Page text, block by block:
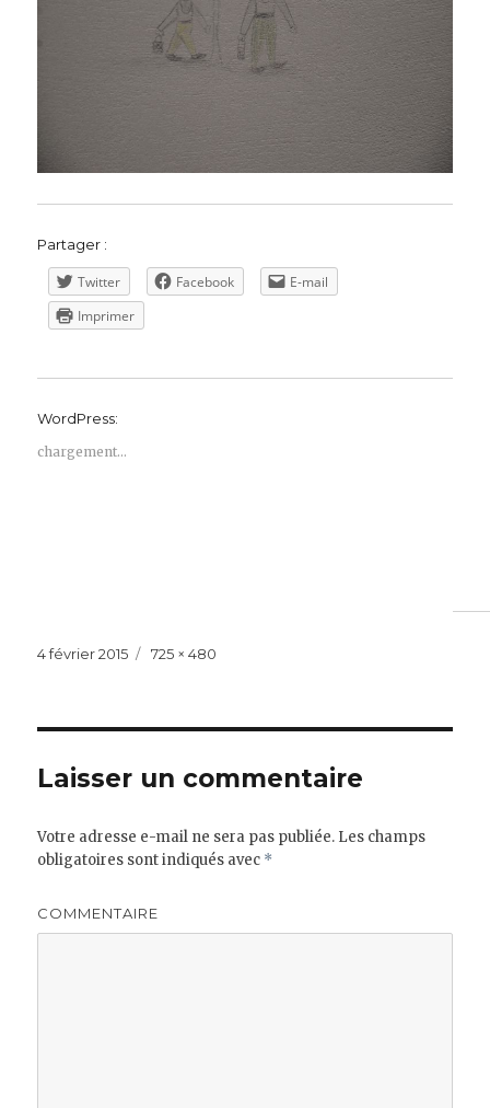
Partager :
Twitter Facebook
E-mail
Imprimer
WordPress:
chargement…
Publié
4 février 2015
Taille
725 × 480
Laisser un commentaire
Votre adresse e-mail ne sera pas publiée. Les champs
obligatoires sont indiqués avec *
COMMENTAIRE